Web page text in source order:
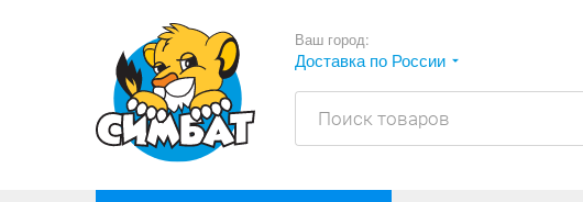
Ваш город:
Доставка по России